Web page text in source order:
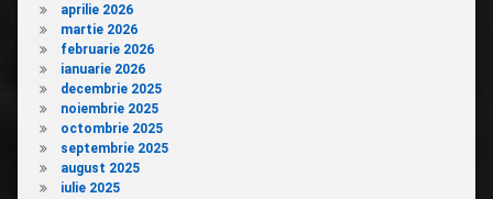
aprilie 2026
martie 2026
februarie 2026
ianuarie 2026
decembrie 2025
noiembrie 2025
octombrie 2025
septembrie 2025
august 2025
iulie 2025